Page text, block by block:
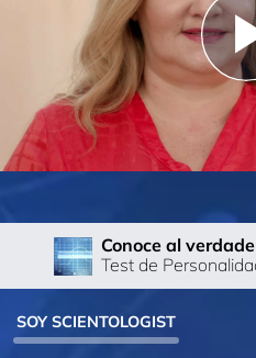
Conoce al
Test de
SOY SCIENTOLOGIST